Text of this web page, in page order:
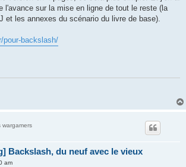
l'avance sur la mise en ligne de tout le reste (la
et les annexes du scénario du livre de base).
pour-backslash/
wargamers
Backslash, du neuf avec le vieux
am